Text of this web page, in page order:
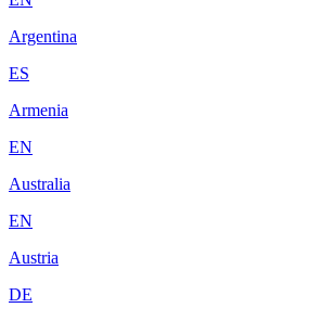
Argentina
ES
Armenia
EN
Australia
EN
Austria
DE